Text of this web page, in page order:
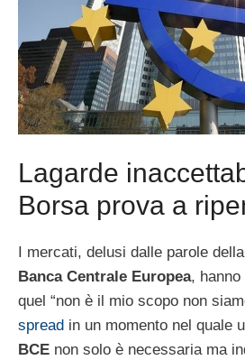
Lagarde
Borsa prova a
I mercati, delusi dalle parole
Banca Centrale Europea,
quel “non è il mio scopo non
spread in un momento nel quale
BCE non solo è necessaria ma